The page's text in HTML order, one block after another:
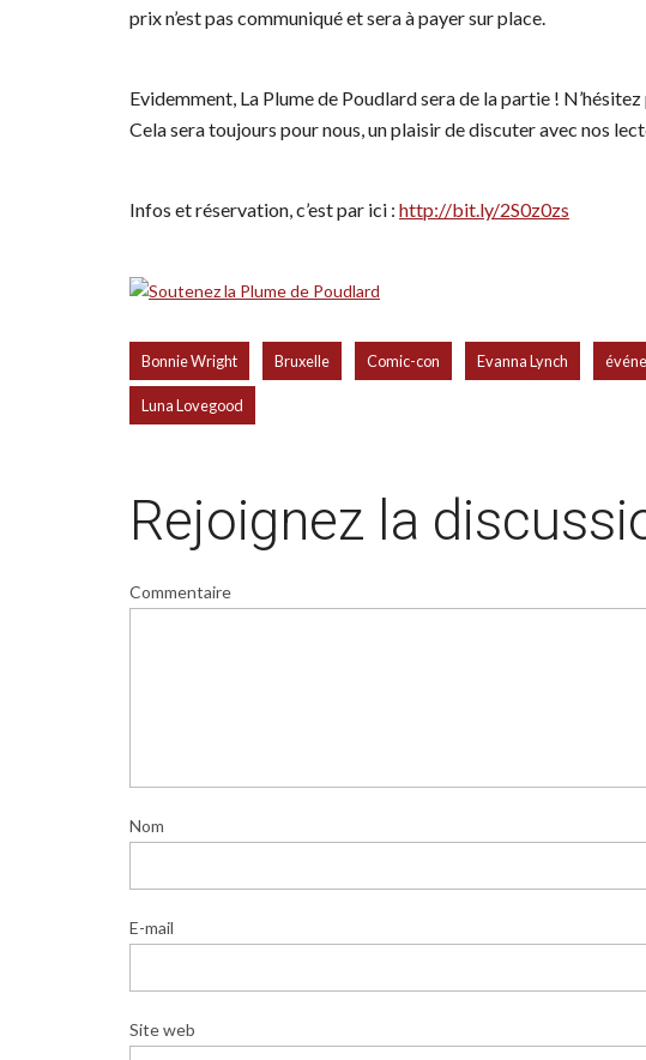
prix n’est pas communiqué et sera à payer sur place.
Evidemment, La Plume de Poudlard sera de la partie !
Cela sera toujours pour nous, un plaisir de discuter avec nos
Infos et réservation, c’est par ici : http://bit.ly/2S0z0zs
Bonnie Wright Bruxelle Comic-con Evanna Lynch
Luna Lovegood
Rejoignez la
Commentaire
Nom
E-mail
Site web